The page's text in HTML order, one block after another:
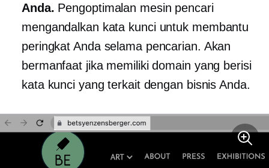
Anda. Pengoptimalan mesin pencari
mengandalkan kata kunci untuk membantu
peringkat Anda selama pencarian. Akan
bermanfaat jika memiliki domain yang berisi
kata kunci yang terkait dengan bisnis Anda.